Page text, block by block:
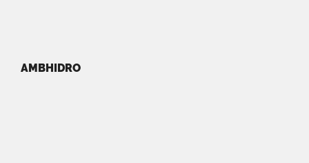
AMBHIDRO